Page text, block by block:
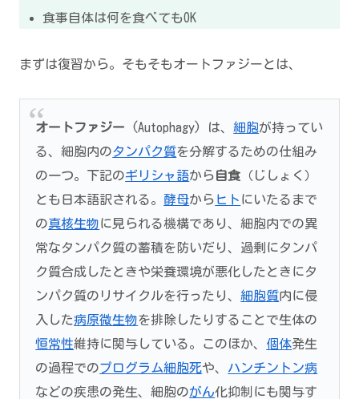
食事自体は何を食べてもOK
まずは復習から。そもそもオートファジーとは、
オートファジー (Autophagy) は、細胞が持ってい
る、細胞内のタンパク質を分解するための仕組み
の一つ。下記のギリシャ語から自食 （じしょく）
とも日本語訳される。 酵母から ヒト にいたるまで
の真核生物に見られる機構であり、細胞内での異
常なタンパク質の蓄積を防いだり、過剰にタンパ
ク質合成したときや栄養環境が悪化したときにタ
ンパク質のリサイクルを行ったり、細胞質内に侵
入した病原微生物を排除したりすることで生体の
恒常性維持に関与している。このほか、 個体発生
の過程でのプログラム細胞死や、 ハンチントン病
などの疾患の発生、細胞のがん化抑制にも関与す